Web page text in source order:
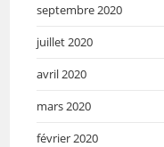
septembre 2020
juillet 2020
avril 2020
mars 2020
février 2020